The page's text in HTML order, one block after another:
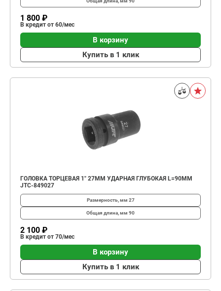
1 800 ₽
В кредит от 60/мес
В корзину
Купить в 1 клик
ГОЛОВКА ТОРЦЕВАЯ 1" 27ММ УДАРНАЯ ГЛУБОКАЯ L=90ММ
JTC-849027
Размерность, мм 27
Общая длина, мм 90
2 100 ₽
В кредит от 70/мес
В корзину
Купить в 1 клик